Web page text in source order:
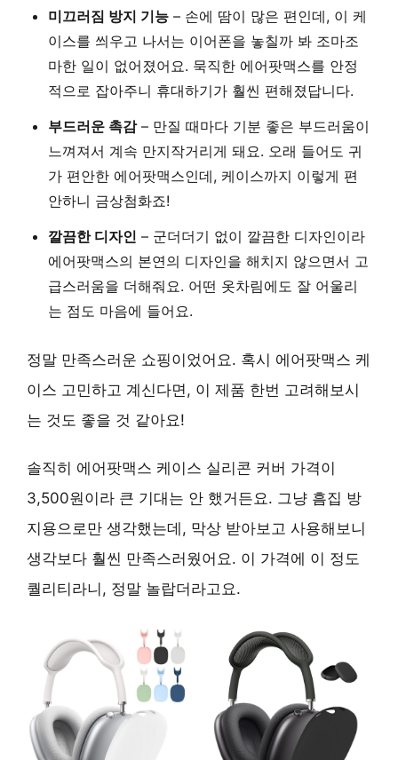
미끄러짐 방지 기능 – 손에 땀이 많은 편인데, 이 케
이스를 씌우고 나서는 이어폰을 놓칠까 봐 조마조
마한 일이 없어졌어요. 묵직한 에어팟맥스를 안정
적으로 잡아주니 휴대하기가 훨씬 편해졌답니다.
부드러운 촉감– 만질 때마다 기분 좋은 부드러움이
느껴져서 계속 만지작거리게 돼요. 오래 들어도 귀
가 편안한 에어팟맥스인데, 케이스까지 이렇게 편
안하니 금상첨화죠!
깔끔한 디자인 – 군더더기 없이 깔끔한 디자인이라
에어팟맥스의 본연의 디자인을 해치지 않으면서 고
급스러움을 더해줘요. 어떤 옷차림에도 잘 어울리
는 점도 마음에 들어요.
정말 만족스러운 쇼핑이었어요. 혹시 에어팟맥스 케
이스 고민하고 계신다면, 이 제품 한번 고려해보시
는 것도 좋을 것 같아요!
솔직히 에어팟맥스 케이스 실리콘 커버 가격이
3,500원이라 큰 기대는 안 했거든요. 그냥 흠집 방
지용으로만 생각했는데, 막상 받아보고 사용해보니
생각보다 훨씬 만족스러웠어요. 이 가격에 이 정도
퀄리티라니, 정말 놀랍더라고요.